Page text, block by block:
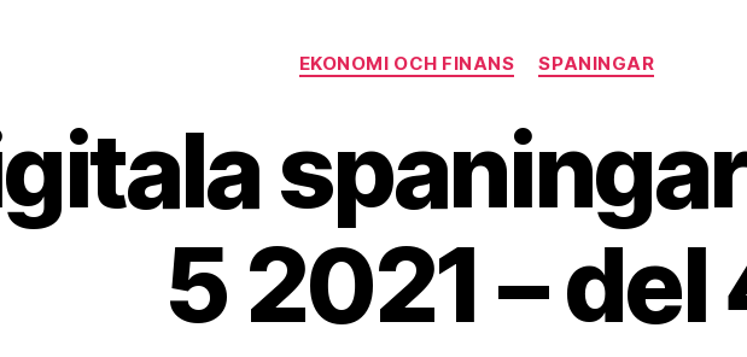
Kategorier
EKONOMI OCH FINANS SPANINGAR
5 2021 – del